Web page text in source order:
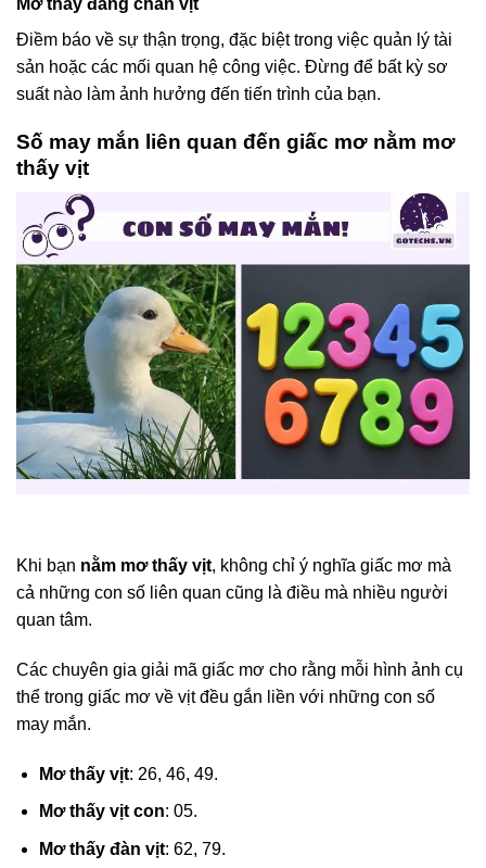
Điềm báo về sự thận trọng, đặc biệt trong việc quản lý tài
sản hoặc các mối quan hệ công việc. Đừng để bất kỳ sơ
suất nào làm ảnh hưởng đến tiến trình của bạn.
Số may mắn liên quan đến giấc mơ nằm mơ
thấy vịt
Khi bạn nằm mơ thấy vịt, không chỉ ý nghĩa giấc mơ mà
cả những con số liên quan cũng là điều mà nhiều người
quan tâm.
Các chuyên gia giải mã giấc mơ cho rằng mỗi hình ảnh cụ
thể trong giấc mơ về vịt đều gắn liền với những con số
may mắn.
Mơ thấy vịt: 26, 46, 49.
Mơ thấy vịt con: 05.
Mơ thấy đàn vịt: 62, 79.